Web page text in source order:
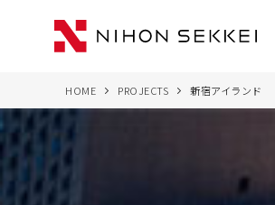
HOME PROJECTS 新宿アイランド